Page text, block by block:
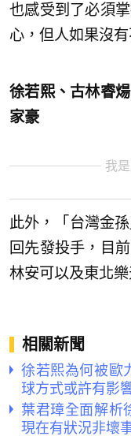
也感受到了必須
心，但人如果沒
徐若熙、古林睿
家豪
我
此外，「台灣金
回先發投手，目
林安可以及東北
相關新聞
徐若熙為何被歐
球方式或許有影
葉君璋全面解析
現在有狀況非壞